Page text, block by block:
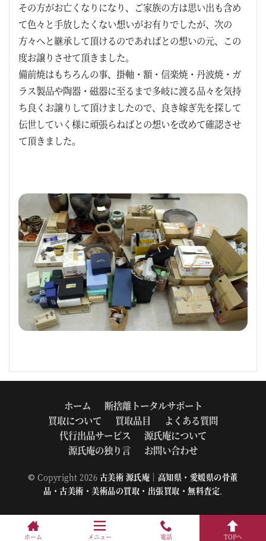
その方がお亡くなりになり、ご家族の方は思い出も含め
て色々と手放したくない想いがお有りでしたが、次の
方々へと継承して頂けるのであればとの想いの元、この
度お譲りさせて頂きました。
備前焼はもちろんの事、掛軸・額・信楽焼・丹波焼・ガ
ラス製品や陶器・磁器に至るまで多岐に渡る品々を気持
ち良くお譲りして頂けましたので、良き嫁ぎ先を探して
伝世していく様に頑張らねばとの想いを改めて確認させ
て頂きました。
ホーム
断捨離トータルサポート
買取について
買取品目
よくある質問
代行出品サービス
源氏庵について
源氏庵の独り言
お問い合わせ
© Copyright 2026 古美術 源氏庵｜高知県・愛媛県の骨董
品・古美術・美術品の買取・出張買取・無料査定.
ホーム メニュー 電話 TOPへ